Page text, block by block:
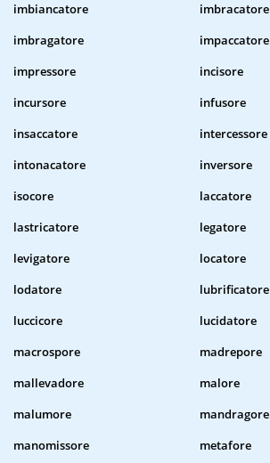
imbiancatore
imbracatore
imbragatore
impaccatore
impressore
incisore
incursore
infusore
insaccatore
intercessore
intonacatore
inversore
isocore
laccatore
lastricatore
legatore
levigatore
locatore
lodatore
lubrificatore
luccicore
lucidatore
macrospore
madrepore
mallevadore
malore
malumore
mandragore
manomissore
metafore